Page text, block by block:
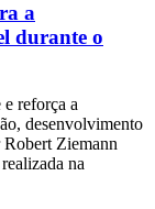
a
durante o
e reforça a
desenvolvimento
Ziemann
na